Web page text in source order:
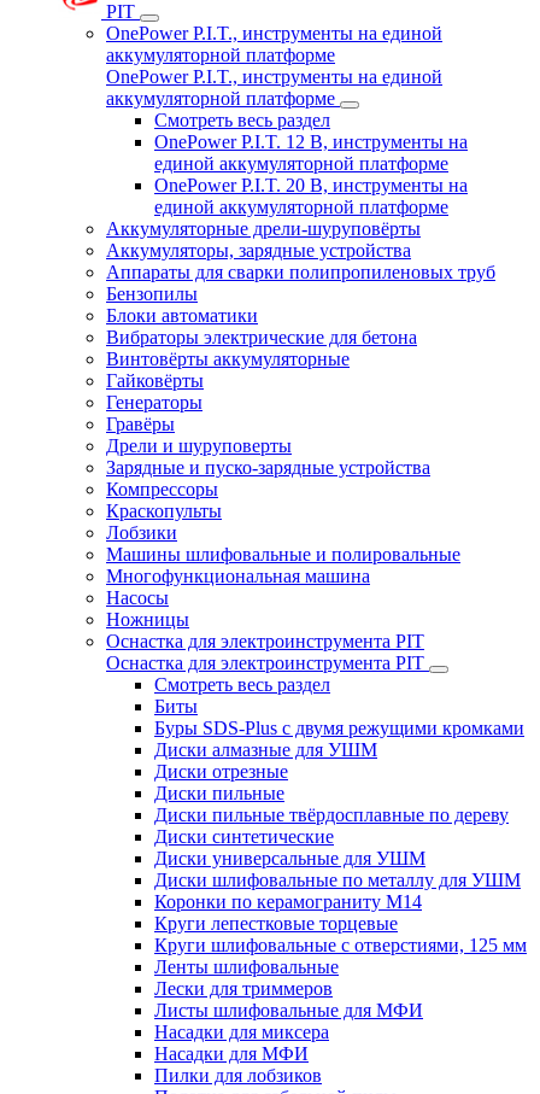
PIT
OnePower P.I.T., инструменты на единой
аккумуляторной платформе
OnePower P.I.T., инструменты на единой
аккумуляторной платформе
Смотреть весь раздел
OnePower P.I.T. 12 В, инструменты на
единой аккумуляторной платформе
OnePower P.I.T. 20 В, инструменты на
единой аккумуляторной платформе
Аккумуляторные дрели-шуруповёрты
Аккумуляторы, зарядные устройства
Аппараты для сварки полипропиленовых труб
Бензопилы
Блоки автоматики
Вибраторы электрические для бетона
Винтовёрты аккумуляторные
Гайковёрты
Генераторы
Гравёры
Дрели и шуруповерты
Зарядные и пуско-зарядные устройства
Компрессоры
Краскопульты
Лобзики
Машины шлифовальные и полировальные
Многофункциональная машина
Насосы
Ножницы
Оснастка для электроинструмента PIT
Оснастка для электроинструмента PIT
Смотреть весь раздел
Биты
Буры SDS-Plus c двумя режущими кромками
Диски алмазные для УШМ
Диски отрезные
Диски пильные
Диски пильные твёрдосплавные по дереву
Диски синтетические
Диски универсальные для УШМ
Диски шлифовальные по металлу для УШМ
Коронки по керамограниту M14
Круги лепестковые торцевые
Круги шлифовальные с отверстиями, 125 мм
Ленты шлифовальные
Лески для триммеров
Листы шлифовальные для МФИ
Насадки для миксера
Насадки для МФИ
Пилки для лобзиков